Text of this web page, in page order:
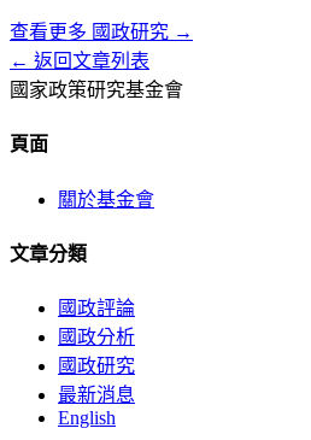
查看更多 國政研究 →
← 返回文章列表
國家政策研究基金會
頁面
關於基金會
文章分類
國政評論
國政分析
國政研究
最新消息
English